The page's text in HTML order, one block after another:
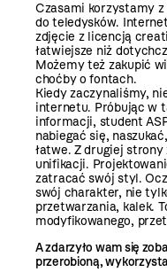
Czasami korzystamy
do teledysków.
zdjęcie z licencją
łatwiejsze niż
Możemy też zakupić
choćby o fontach.
Kiedy zaczynaliśmy,
internetu. Próbując w
informacji, student
nabiegać się,
łatwe. Z drugiej
unifikacji.
zatracać swój styl.
swój charakter, nie
przetwarzania, kalek.
modyfikowanego,
A zdarzyło wam się
przerobioną,